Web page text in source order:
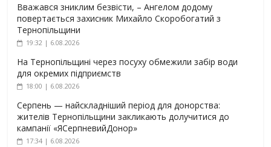
Вважався зниклим безвісти, – Ангелом додому
повертається захисник Михайло Скоробогатий з
Тернопільщини
19:32 | 6.08.2026
На Тернопільщині через посуху обмежили забір води
для окремих підприємств
18:00 | 6.08.2026
Серпень — найскладніший період для донорства:
жителів Тернопільщини закликають долучитися до
кампанії «ЯСерпневийДонор»
17:34 | 6.08.2026